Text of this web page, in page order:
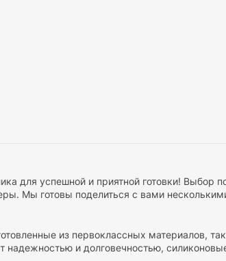
для успешной и приятной готовки! Выбор
Мы готовы поделиться с вами
из первоклассных материалов,
и долговечностью,